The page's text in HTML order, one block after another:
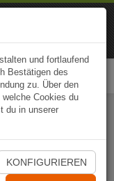
und fortlaufend
Bestätigen des
zu. Über den
Cookies du
du in unserer
KONFIGURIEREN